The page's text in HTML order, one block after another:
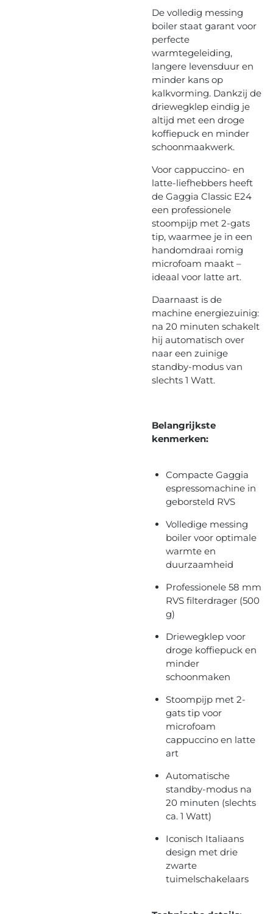
De volledig messing
boiler staat garant voor
perfecte
warmtegeleiding,
langere levensduur en
minder kans op
kalkvorming. Dankzij de
driewegklep eindig je
altijd met een droge
koffiepuck en minder
schoonmaakwerk.
Voor cappuccino- en
latte-liefhebbers heeft
de Gaggia Classic E24
een professionele
stoompijp met 2-gats
tip, waarmee je in een
handomdraai romig
microfoam maakt –
ideaal voor latte art.
Daarnaast is de
machine energiezuinig:
na 20 minuten schakelt
hij automatisch over
naar een zuinige
standby-modus van
slechts 1 Watt.
Belangrijkste
kenmerken:
Compacte Gaggia
espressomachine in
geborsteld RVS
Volledige messing
boiler voor optimale
warmte en
duurzaamheid
Professionele 58 mm
RVS filterdrager (500
g)
Driewegklep voor
droge koffiepuck en
minder
schoonmaken
Stoompijp met 2-
gats tip voor
microfoam
cappuccino en latte
art
Automatische
standby-modus na
20 minuten (slechts
ca. 1 Watt)
Iconisch Italiaans
design met drie
zwarte
tuimelschakelaars